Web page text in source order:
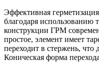
Эффективная
благодаря использованию
конструкции ГРМ
простое, элемент имеет
переходит в стержень, что
Коническая форма